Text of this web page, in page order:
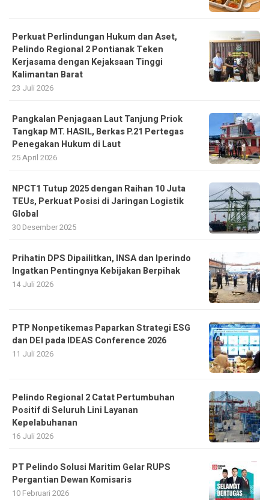
Perkuat Perlindungan Hukum dan Aset,
Pelindo Regional 2 Pontianak Teken
Kerjasama dengan Kejaksaan Tinggi
Kalimantan Barat
23 Juli 2026
Pangkalan Penjagaan Laut Tanjung Priok
Tangkap MT. HASIL, Berkas P.21 Pertegas
Penegakan Hukum di Laut
25 April 2026
NPCT1 Tutup 2025 dengan Raihan 10 Juta
TEUs, Perkuat Posisi di Jaringan Logistik
Global
30 Desember 2025
Prihatin DPS Dipailitkan, INSA dan Iperindo
Ingatkan Pentingnya Kebijakan Berpihak
14 Juli 2026
PTP Nonpetikemas Paparkan Strategi ESG
dan DEI pada IDEAS Conference 2026
11 Juli 2026
Pelindo Regional 2 Catat Pertumbuhan
Positif di Seluruh Lini Layanan
Kepelabuhanan
16 Juli 2026
PT Pelindo Solusi Maritim Gelar RUPS
Pergantian Dewan Komisaris
10 Februari 2026